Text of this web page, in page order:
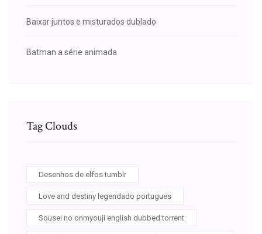
Baixar juntos e misturados dublado
Batman a série animada
Tag Clouds
Desenhos de elfos tumblr
Love and destiny legendado portugues
Sousei no onmyouji english dubbed torrent